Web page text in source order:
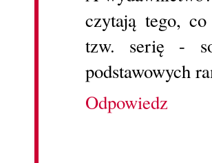
czytają tego,
tzw. serię -
podstawowych
Odpowiedz